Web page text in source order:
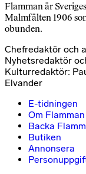
Flamman är
Malmfälten 1906
obunden.
Chefredaktör och
Nyhetsredaktör
Kulturredaktör:
Elvander
E-tidningen
Om Flamman
Backa
Butiken
Annonsera